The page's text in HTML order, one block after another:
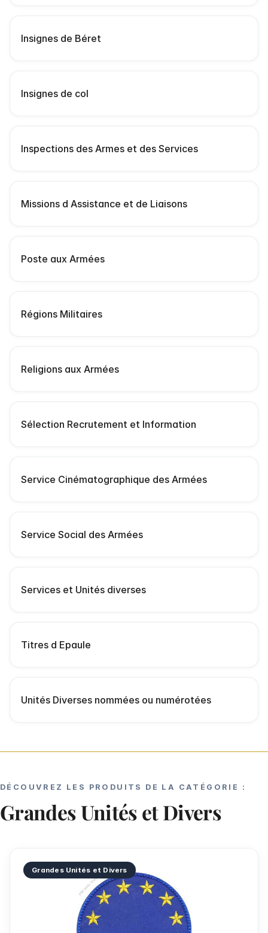
Insignes de Béret
Insignes de col
Inspections des Armes et des Services
Missions d Assistance et de Liaisons
Poste aux Armées
Régions Militaires
Religions aux Armées
Sélection Recrutement et Information
Service Cinématographique des Armées
Service Social des Armées
Services et Unités diverses
Titres d Epaule
Unités Diverses nommées ou numérotées
DÉCOUVREZ LES PRODUITS DE LA CATÉGORIE :
Grandes Unités et Divers
Grandes Unités et Divers